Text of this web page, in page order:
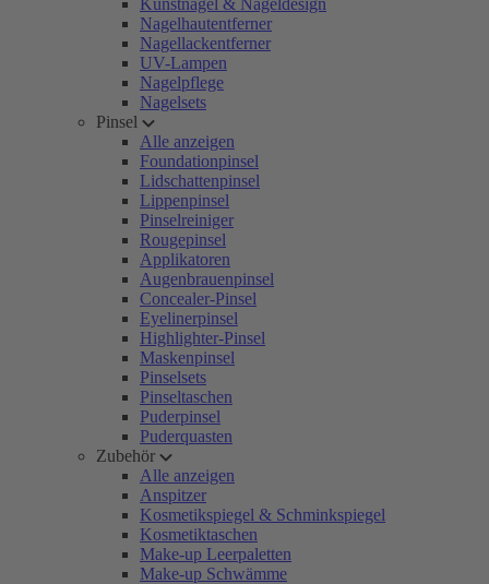
Kunstnägel & Nageldesign
Nagelhautentferner
Nagellackentferner
UV-Lampen
Nagelpflege
Nagelsets
Pinsel
Alle anzeigen
Foundationpinsel
Lidschattenpinsel
Lippenpinsel
Pinselreiniger
Rougepinsel
Applikatoren
Augenbrauenpinsel
Concealer-Pinsel
Eyelinerpinsel
Highlighter-Pinsel
Maskenpinsel
Pinselsets
Pinseltaschen
Puderpinsel
Puderquasten
Zubehör
Alle anzeigen
Anspitzer
Kosmetikspiegel & Schminkspiegel
Kosmetiktaschen
Make-up Leerpaletten
Make-up Schwämme